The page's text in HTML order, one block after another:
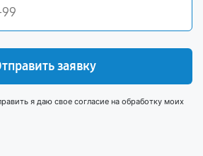
заявку
я даю свое согласие на обработку моих